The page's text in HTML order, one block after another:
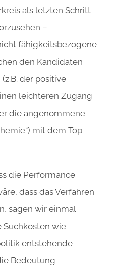
als letzten Schritt
–
fähigkeitsbezogene
den Kandidaten
der positive
leichteren Zugang
die angenommene
mit dem Top
die Performance
dass das Verfahren
sagen wir einmal
Suchkosten wie
entstehende
Bedeutung